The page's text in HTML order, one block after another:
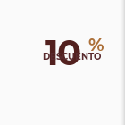
10 %
DESCUENTO